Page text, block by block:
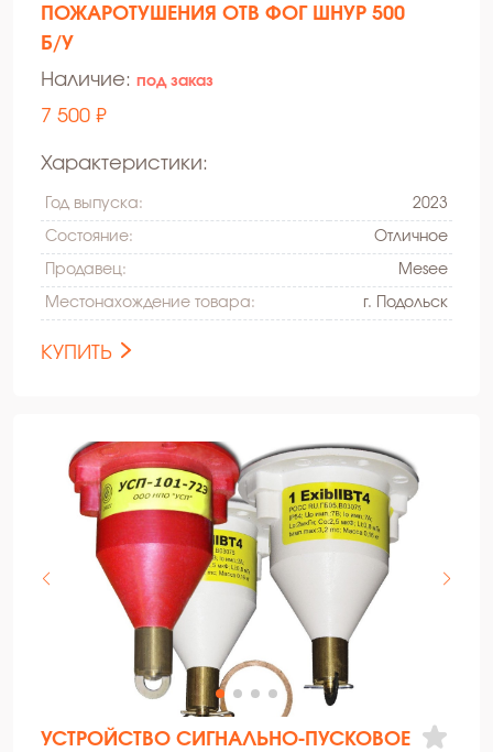
ПОЖАРОТУШЕНИЯ ОТВ ФОГ ШНУР 500
Б/У
Наличие: под заказ
7 500 ₽
Характеристики:
Год выпуска: 2023
Состояние: Oтличное
Продавец: Mesee
Местонахождение товара: г. Подольск
КУПИТЬ
УСТРОЙСТВО СИГНАЛЬНО-ПУСКОВОЕ